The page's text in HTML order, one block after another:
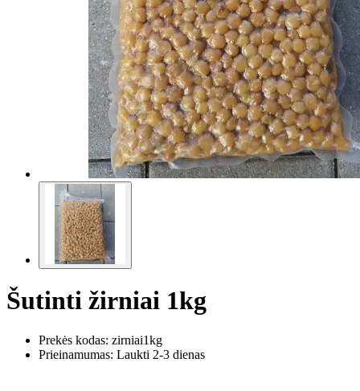
Šutinti žirniai 1kg
Prekės kodas: zirniai1kg
Prieinamumas: Laukti 2-3 dienas